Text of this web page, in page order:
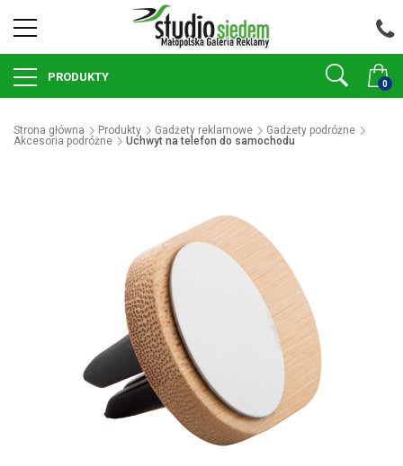
0
PRODUKTY
Strona główna Produkty Gadżety reklamowe
Gadżety podróżne
Akcesoria podróżne
Uchwyt na telefon do samochodu